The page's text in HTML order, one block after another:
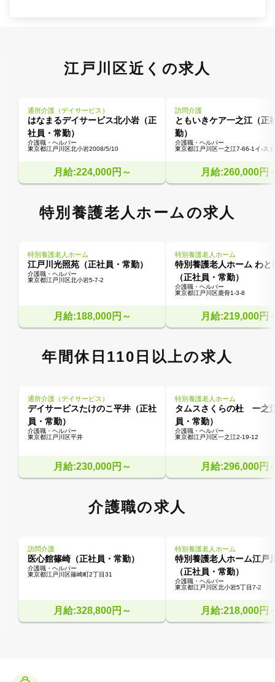
江戸川区近くの求人
通所介護（デイサービス）
はなまるデイサービス北小岩（正
社員・常勤）
介護職・ヘルパー
東京都江戸川区北小岩2008/5/10
月給:224,000円～
訪問介護
ともいきケア一之江（正
勤）
介護職・ヘルパー
東京都江戸川区一之江7-66-1イ-ス
月給:260,000円
特別養護老人ホームの求人
特別養護老人ホーム
江戸川光照苑（正社員・常勤）
介護職・ヘルパー
東京都江戸川区北小岩5-7-2
月給:188,000円～
特別養護老人ホーム
特別養護老人ホーム わと
（正社員・常勤）
介護職・ヘルパー
東京都江戸川区鹿骨1-3-8
月給:219,000円
年間休日110日以上の求人
通所介護（デイサービス）
デイサービスたけのこ平井（正社
員・常勤）
介護職・ヘルパー
東京都江戸川区平井
月給:230,000円～
特別養護老人ホーム
タムスさくらの杜 一之
員・常勤）
介護職・ヘルパー
東京都江戸川区一之江2-19-12
月給:296,000円
介護職の求人
訪問介護
医心館篠崎（正社員・常勤）
介護職・ヘルパー
東京都江戸川区篠崎町2丁目31
月給:328,800円～
特別養護老人ホーム
特別養護老人ホーム江戸
（正社員・常勤）
介護職・ヘルパー
東京都江戸川区北小岩5丁目7-2
月給:218,000円